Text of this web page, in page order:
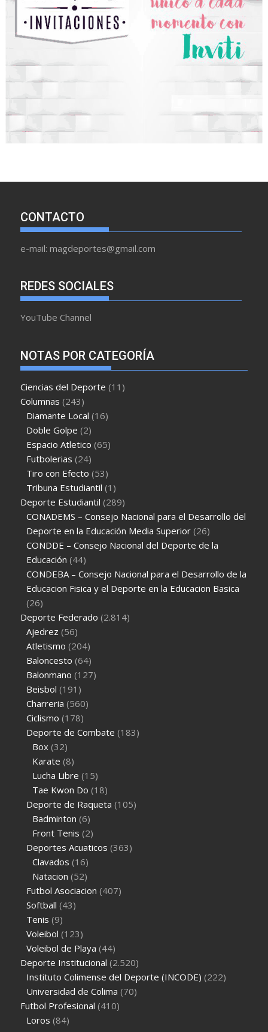
CONTACTO
e-mail: magdeportes@gmail.com
REDES SOCIALES
YouTube Channel
NOTAS POR CATEGORÍA
Ciencias del Deporte (11)
Columnas (243)
Diamante Local (16)
Doble Golpe (2)
Espacio Atletico (65)
Futbolerias (24)
Tiro con Efecto (53)
Tribuna Estudiantil (1)
Deporte Estudiantil (289)
CONADEMS – Consejo Nacional para el Desarrollo del
Deporte en la Educación Media Superior (26)
CONDDE – Consejo Nacional del Deporte de la
Educación (44)
CONDEBA – Consejo Nacional para el Desarrollo de la
Educacion Fisica y el Deporte en la Educacion Basica
(26)
Deporte Federado (2.814)
Ajedrez (56)
Atletismo (204)
Baloncesto (64)
Balonmano (127)
Beisbol (191)
Charreria (560)
Ciclismo (178)
Deporte de Combate (183)
Box (32)
Karate (8)
Lucha Libre (15)
Tae Kwon Do (18)
Deporte de Raqueta (105)
Badminton (6)
Front Tenis (2)
Deportes Acuaticos (363)
Clavados (16)
Natacion (52)
Futbol Asociacion (407)
Softball (43)
Tenis (9)
Voleibol (123)
Voleibol de Playa (44)
Deporte Institucional (2.520)
Instituto Colimense del Deporte (INCODE) (222)
Universidad de Colima (70)
Futbol Profesional (410)
Loros (84)